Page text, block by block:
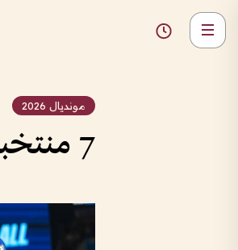
مونديال 2026
7 منتخبات مرشحة للفوز بكأس العالم 2026